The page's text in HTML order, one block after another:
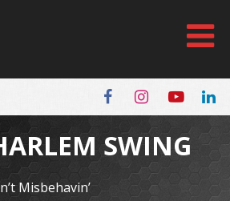
SWING
Misbehavin’